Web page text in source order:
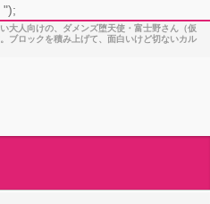
");
大人向けの、ダメンズ堕天使・富士野さん（仮
ブロックを積み上げて、面白いけど切ないカル